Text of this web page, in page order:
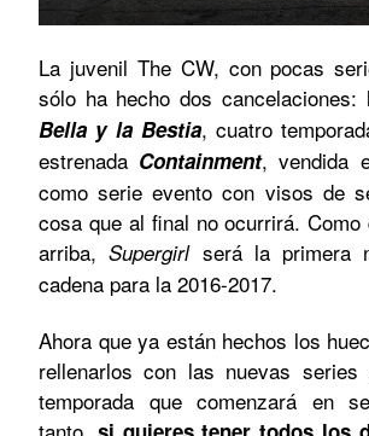
La juvenil The CW, con pocas
sólo ha hecho dos cancelaciones:
Bella y la Bestia, cuatro
estrenada Containment, vendida
como serie evento con visos de
cosa que al final no ocurrirá.
arriba,Supergirlserá la primera
cadena para la 2016-2017.
Ahora que ya están hechos los
rellenarlos con las nuevas
temporada que comenzará en